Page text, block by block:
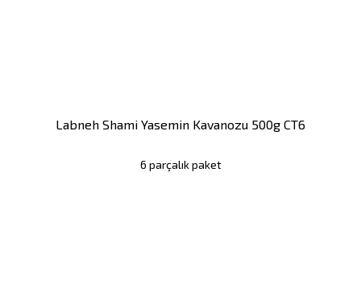
Labneh Shami Yasemin Kavanozu 500g CT6
6 parçalık paket